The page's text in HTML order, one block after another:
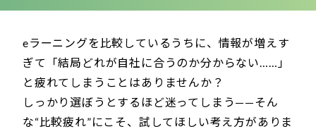
eラーニングを比較しているうちに、情報が増えす
ぎて「結局どれが自社に合うのか分からない……」
と疲れてしまうことはありませんか？
しっかり選ぼうとするほど迷ってしまう——そん
な“比較疲れ”にこそ、試してほしい考え方がありま